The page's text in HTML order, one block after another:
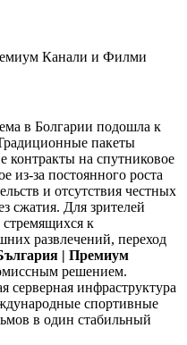
в Болгарии подошла к
пакеты
контракты на спутниковое
из-за постоянного роста
и отсутствия честных
сжатия. Для зрителей
стремящихся к
развлечений, переход
| Премиум
решением.
серверная инфраструктура
спортивные
в один стабильный